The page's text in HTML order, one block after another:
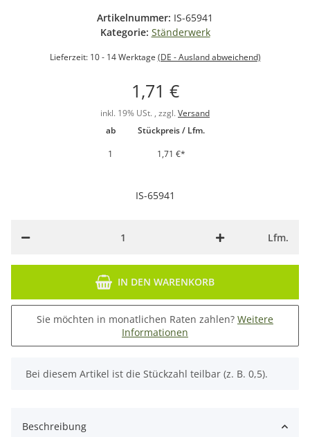
Artikelnummer: IS-65941
Kategorie: Ständerwerk
Lieferzeit: 10 - 14 Werktage (DE - Ausland abweichend)
1,71 €
inkl. 19% USt. , zzgl. Versand
ab
Stückpreis / Lfm.
1
1,71 €*
IS-65941
Lfm.
IN DEN WARENKORB
Sie möchten in monatlichen Raten zahlen? Weitere
Informationen
x
Bei diesem Artikel ist die Stückzahl teilbar (z. B. 0,5).
Beschreibung